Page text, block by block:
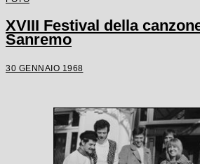
XVIII Festival della
Sanremo
30 GENNAIO 1968